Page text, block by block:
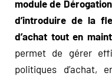
module de
d’introduire de la
d’achat tout en
permet de gérer
politiques d’achat,